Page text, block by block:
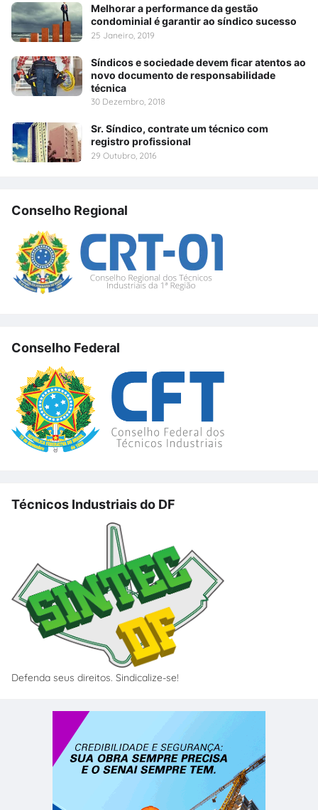
Melhorar a performance da gestão
condominial é garantir ao síndico sucesso
25 Janeiro, 2019
Síndicos e sociedade devem ficar atentos ao
novo documento de responsabilidade
técnica
30 Dezembro, 2018
Sr. Síndico, contrate um técnico com
registro profissional
29 Outubro, 2016
Conselho Regional
Conselho Federal
Técnicos Industriais do DF
Defenda seus direitos. Sindicalize-se!